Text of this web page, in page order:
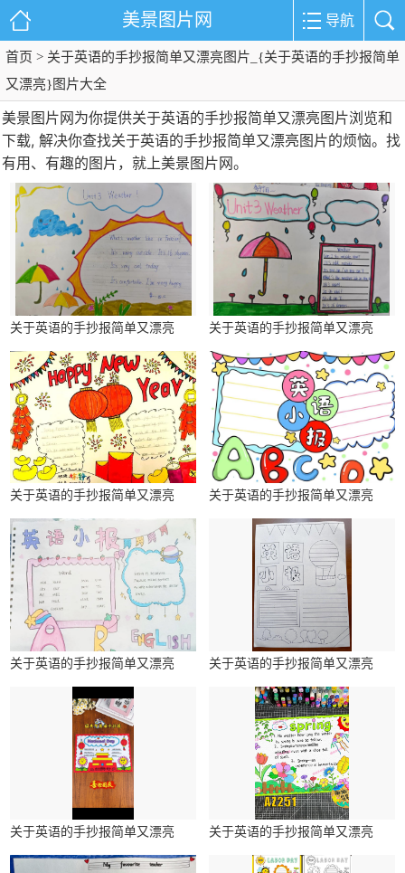
美景图片网 导航
首页 > 关于英语的手抄报简单又漂亮图片_{关于英语的手抄报简单
又漂亮}图片大全
美景图片网为你提供关于英语的手抄报简单又漂亮图片浏览和
下载, 解决你查找关于英语的手抄报简单又漂亮图片的烦恼。找
有用、有趣的图片，就上美景图片网。
关于英语的手抄报简单又漂亮 关于英语的手抄报简单又漂亮
关于英语的手抄报简单又漂亮 关于英语的手抄报简单又漂亮
关于英语的手抄报简单又漂亮 关于英语的手抄报简单又漂亮
关于英语的手抄报简单又漂亮 关于英语的手抄报简单又漂亮